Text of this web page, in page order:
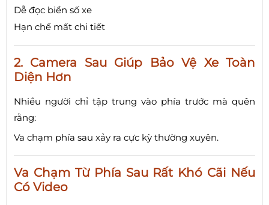
Dễ đọc biển số xe
Hạn chế mất chi tiết
2. Camera Sau Giúp Bảo Vệ Xe Toàn
Diện Hơn
Nhiều người chỉ tập trung vào phía trước mà quên
rằng:
Va chạm phía sau xảy ra cực kỳ thường xuyên.
Va Chạm Từ Phía Sau Rất Khó Cãi Nếu
Có Video